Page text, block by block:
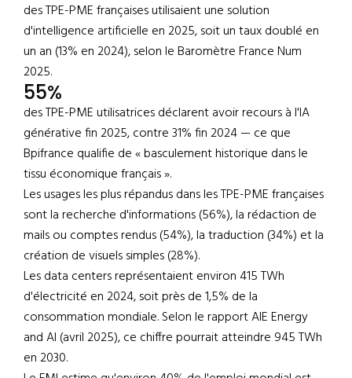
des TPE-PME françaises utilisaient une solution
d'intelligence artificielle en 2025, soit un taux doublé en
un an (13% en 2024), selon le Baromètre France Num
2025.
55%
des TPE-PME utilisatrices déclarent avoir recours à l'IA
générative fin 2025, contre 31% fin 2024 — ce que
Bpifrance qualifie de « basculement historique dans le
tissu économique français ».
Les usages les plus répandus dans les TPE-PME françaises
sont la recherche d'informations (56%), la rédaction de
mails ou comptes rendus (54%), la traduction (34%) et la
création de visuels simples (28%).
Les data centers représentaient environ 415 TWh
d'électricité en 2024, soit près de 1,5% de la
consommation mondiale. Selon le rapport AIE Energy
and AI (avril 2025), ce chiffre pourrait atteindre 945 TWh
en 2030.